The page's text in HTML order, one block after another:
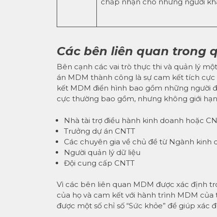
Các bên liên quan trong
Bên cạnh các vai trò thực thi và quản lý
án MDM thành công là sự cam kết tích
kết MDM điển hình bao gồm những người
cực thường bao gồm, nhưng không giới
Nhà tài trợ điều hành kinh doanh hoặc
Trưởng dự án CNTT
Các chuyên gia về chủ đề từ Ngành kinh
Người quản lý dữ liệu
Đội cung cấp CNTT
Vì các bên liên quan MDM được xác định
của họ và cam kết với hành trình MDM
được một số chỉ số “Sức khỏe” để giúp